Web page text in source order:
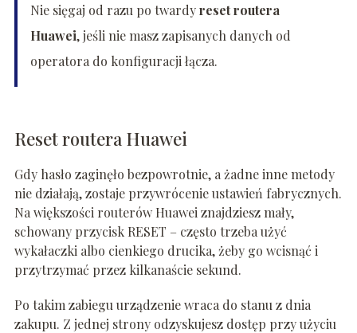
Nie sięgaj od razu po twardyreset routera
Huawei, jeśli nie masz zapisanych danych od
operatora do konfiguracji łącza.
Reset routera Huawei
Gdy hasło zaginęło bezpowrotnie, a żadne inne metody
nie działają, zostaje przywrócenie ustawień fabrycznych.
Na większości routerów Huawei znajdziesz mały,
schowany przycisk RESET – często trzeba użyć
wykałaczki albo cienkiego drucika, żeby go wcisnąć i
przytrzymać przez kilkanaście sekund.
Po takim zabiegu urządzenie wraca do stanu z dnia
zakupu. Z jednej strony odzyskujesz dostęp przy użyciu